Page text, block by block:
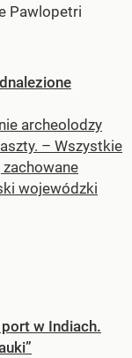
Pawlopetri
archeolodzy
– Wszystkie
wojewódzki
w Indiach.